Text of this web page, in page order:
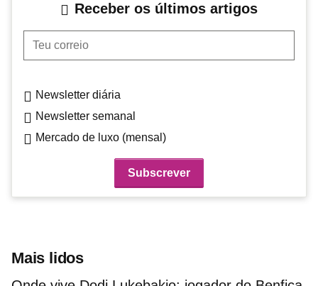
Receber os últimos artigos
Teu correio
Newsletter diária
Newsletter semanal
Mercado de luxo (mensal)
Mais lidos